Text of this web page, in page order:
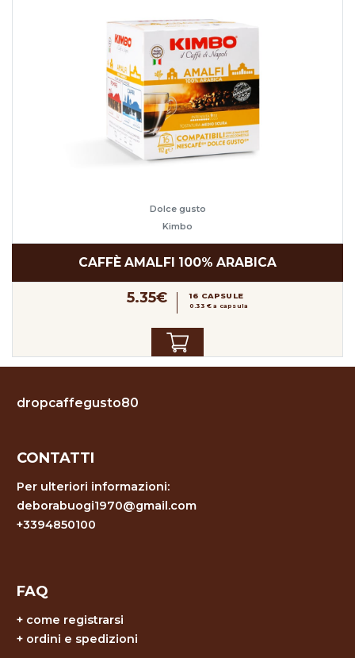
Dolce gusto
Kimbo
CAFFÈ AMALFI 100% ARABICA
5.35€ 16 CAPSULE
0.33 € a capsula
dropcaffegusto80
CONTATTI
Per ulteriori informazioni:
deborabuogi1970@gmail.com
+3394850100
FAQ
+ come registrarsi
+ ordini e spedizioni